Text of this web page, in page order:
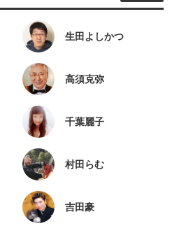
生田よしかつ
高須克弥
千葉麗子
村田らむ
吉田豪